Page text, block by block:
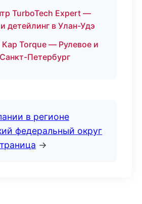
TurboTech Expert —
детейлинг в Улан-Удэ
Кар Torque — Рулевое и
Петербург
в регионе
федеральный округ
→